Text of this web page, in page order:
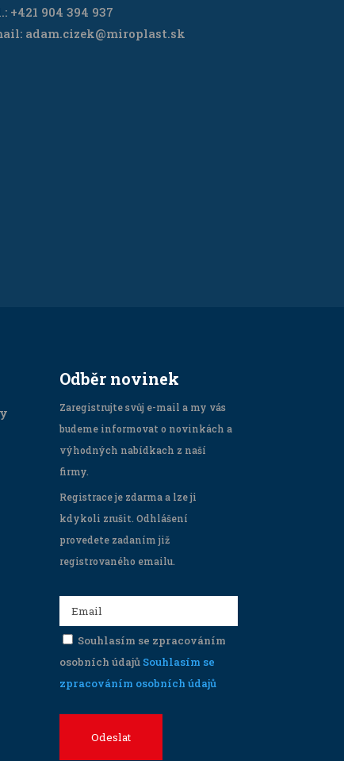
+421 904 394 937
adam.cizek@miroplast.sk
Odběr novinek
Zaregistrujte svůj e-mail a my vás
budeme informovat o novinkách a
výhodných nabídkach z naší
firmy.
Registrace je zdarma a lze ji
kdykoli zrušit. Odhlášení
provedete zadaním již
registrovaného emailu.
Souhlasím se zpracováním
osobních údajů Souhlasím se
zpracováním osobních údajů